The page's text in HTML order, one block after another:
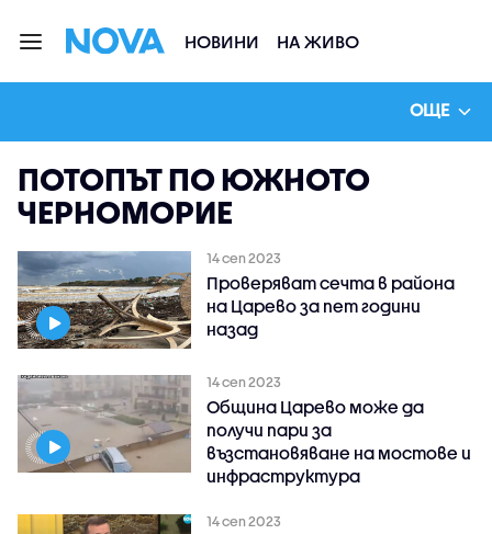
НОВИНИ НА ЖИВО
ОЩЕ
ПОТОПЪТ ПО ЮЖНОТО
ЧЕРНОМОРИЕ
14 сеп 2023
Проверяват сечта в района
на Царево за пет години
назад
14 сеп 2023
Община Царево може да
получи пари за
възстановяване на мостове и
инфраструктура
14 сеп 2023